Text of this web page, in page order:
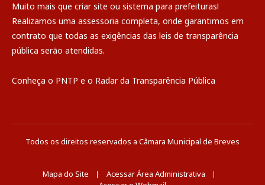
Muito mais que criar site ou sistema para prefeituras!
Realizamos uma assessoria completa, onde garantimos em
contrato que todas as exigências das leis de transparência
pública serão atendidas.
Conheça o PNTP e o Radar da Transparência Pública
Todos os direitos reservados a Câmara Municipal de Breves
Mapa do Site
Acessar Área Administrativa